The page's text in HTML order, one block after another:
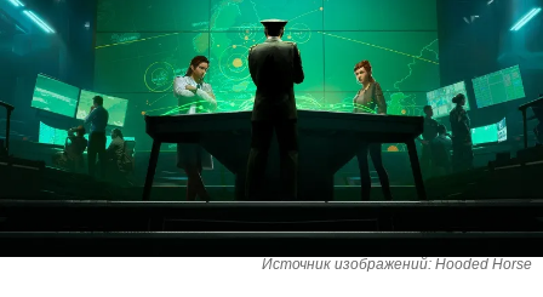
Источник изображений: Hooded Horse